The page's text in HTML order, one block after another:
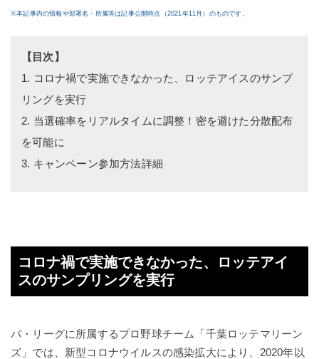
※本記事内の情報や部署名・所属等は記事公開時点 （2021年11月） のものです。
【目次】
1. コロナ禍で実施できなかった、ロッテアイスのサンプ
リングを実行
2. 当選確率をリアルタイムに調整！密を避けた分散配布
を可能に
3. キャンペーン参加方法詳細
コロナ禍で実施できなかった、ロッテアイ
スのサンプリングを実行
パ・リーグに所属するプロ野球チーム「千葉ロッテマリーン
ズ」では、新型コロナウイルスの感染拡大により、2020年以